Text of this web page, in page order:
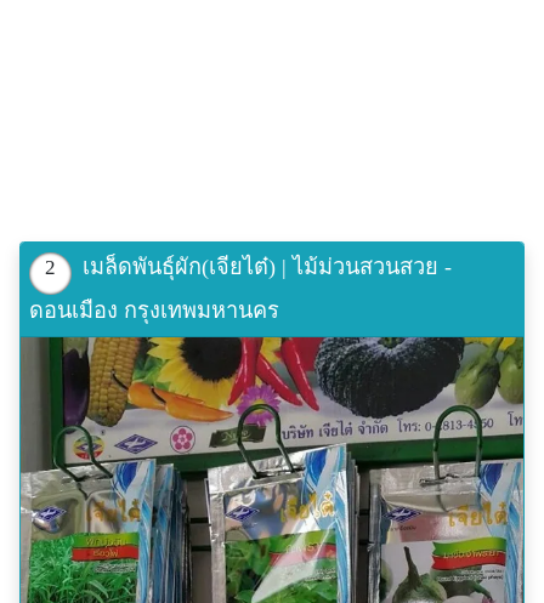
2
เมล็ดพันธุ์ผัก(เจียไต๋) | ไม้ม่วนสวนสวย -
ดอนเมือง กรุงเทพมหานคร